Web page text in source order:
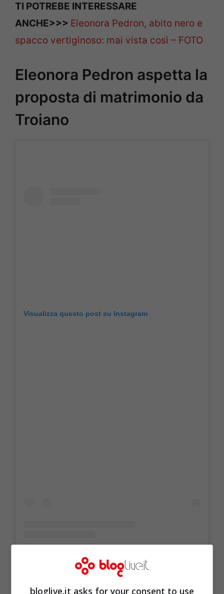
TI POTREBE INTERESSARE
ANCHE>>> Eleonora Pedron, abito nero e
spacco vertiginoso: mai vista così – FOTO
Eleonora Pedron aspetta la
proposta di matrimonio da
Troiano
Visualizza questo post su Instagram
bloglive.it asks for your consent to use